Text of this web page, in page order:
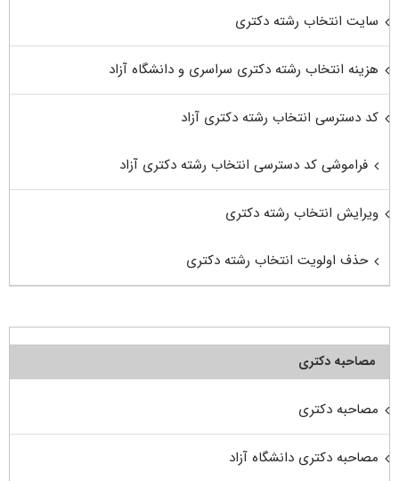
سایت انتخاب رشته دکتری
هزینه انتخاب رشته دکتری سراسری و دانشگاه آزاد
کد دسترسی انتخاب رشته دکتری آزاد
فراموشی کد دسترسی انتخاب رشته دکتری آزاد
ویرایش انتخاب رشته دکتری
حذف اولویت انتخاب رشته دکتری
مصاحبه دکتری
مصاحبه دکتری
مصاحبه دکتری دانشگاه آزاد